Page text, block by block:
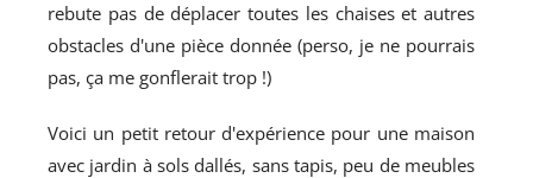
rebute pas de déplacer toutes les chaises et autres
obstacles d'une pièce donnée (perso, je ne pourrais
pas, ça me gonflerait trop !)
Voici un petit retour d'expérience pour une maison
avec jardin à sols dallés, sans tapis, peu de meubles